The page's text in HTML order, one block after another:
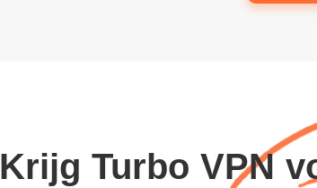
Krijg Turbo VPN